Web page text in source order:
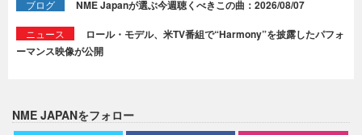
ブログ NME Japanが選ぶ今週聴くべきこの曲：2026/08/07
ニュース
ロール・モデル、米TV番組で“Harmony”を披露したパフォ
ーマンス映像が公開
NME JAPANをフォロー